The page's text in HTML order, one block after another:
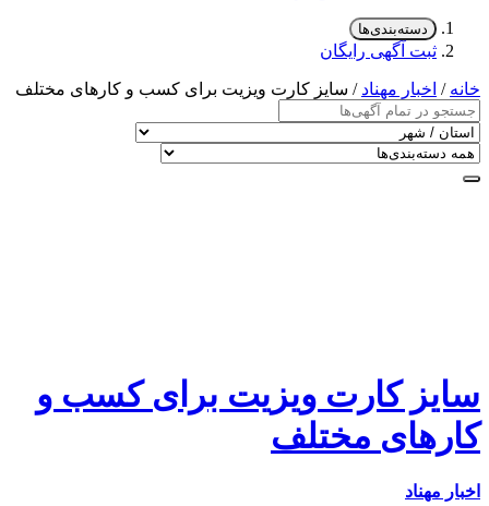
دسته‌بندی‌ها
ثبت آگهی رایگان
خانه / اخبار مهناد / سایز کارت ویزیت برای کسب و کارهای مختلف
سایز کارت ویزیت برای کسب و
کارهای مختلف
اخبار مهناد